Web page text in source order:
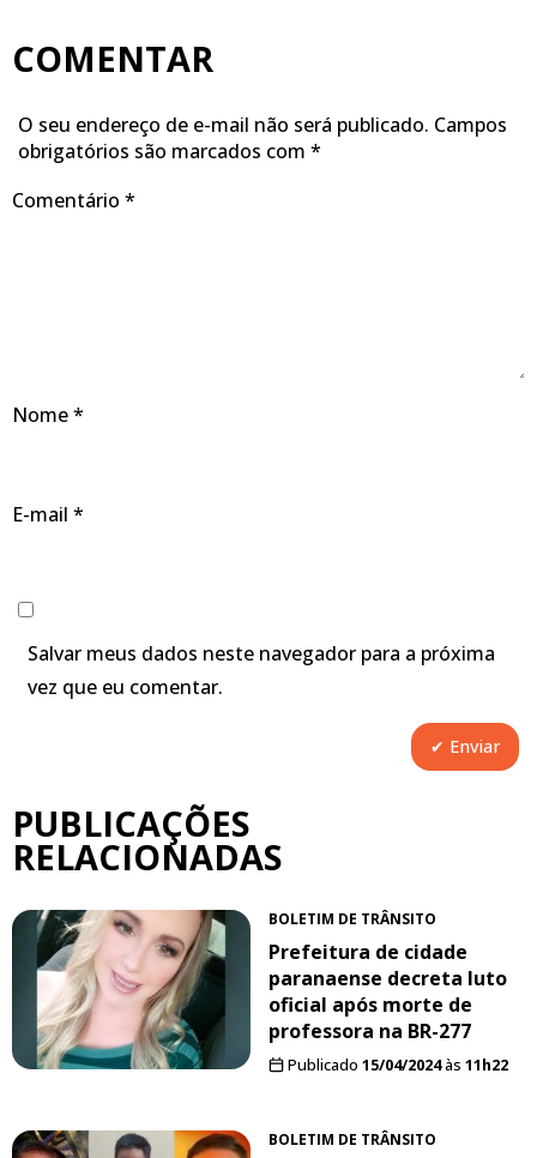
COMENTAR
O seu endereço de e-mail não será publicado. Campos
obrigatórios são marcados com *
Comentário *
Nome*
E-mail *
Salvar meus dados neste navegador para a próxima
vez que eu comentar.
PUBLICAÇÕES
RELACIONADAS
BOLETIM DE TRÂNSITO
Prefeitura de cidade
paranaense decreta luto
oficial após morte de
professora na BR-277
Publicado 15/04/2024às 11h22
BOLETIM DE TRÂNSITO